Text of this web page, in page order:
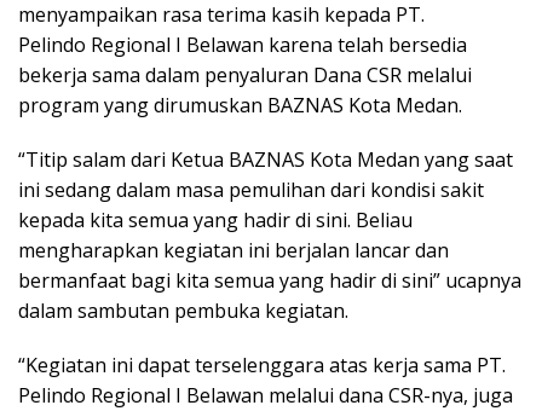
menyampaikan rasa terima kasih kepada PT.
Pelindo Regional I Belawan karena telah bersedia
bekerja sama dalam penyaluran Dana CSR melalui
program yang dirumuskan BAZNAS Kota Medan.
“Titip salam dari Ketua BAZNAS Kota Medan yang saat
ini sedang dalam masa pemulihan dari kondisi sakit
kepada kita semua yang hadir di sini. Beliau
mengharapkan kegiatan ini berjalan lancar dan
bermanfaat bagi kita semua yang hadir di sini” ucapnya
dalam sambutan pembuka kegiatan.
“Kegiatan ini dapat terselenggara atas kerja sama PT.
Pelindo Regional I Belawan melalui dana CSR-nya, juga